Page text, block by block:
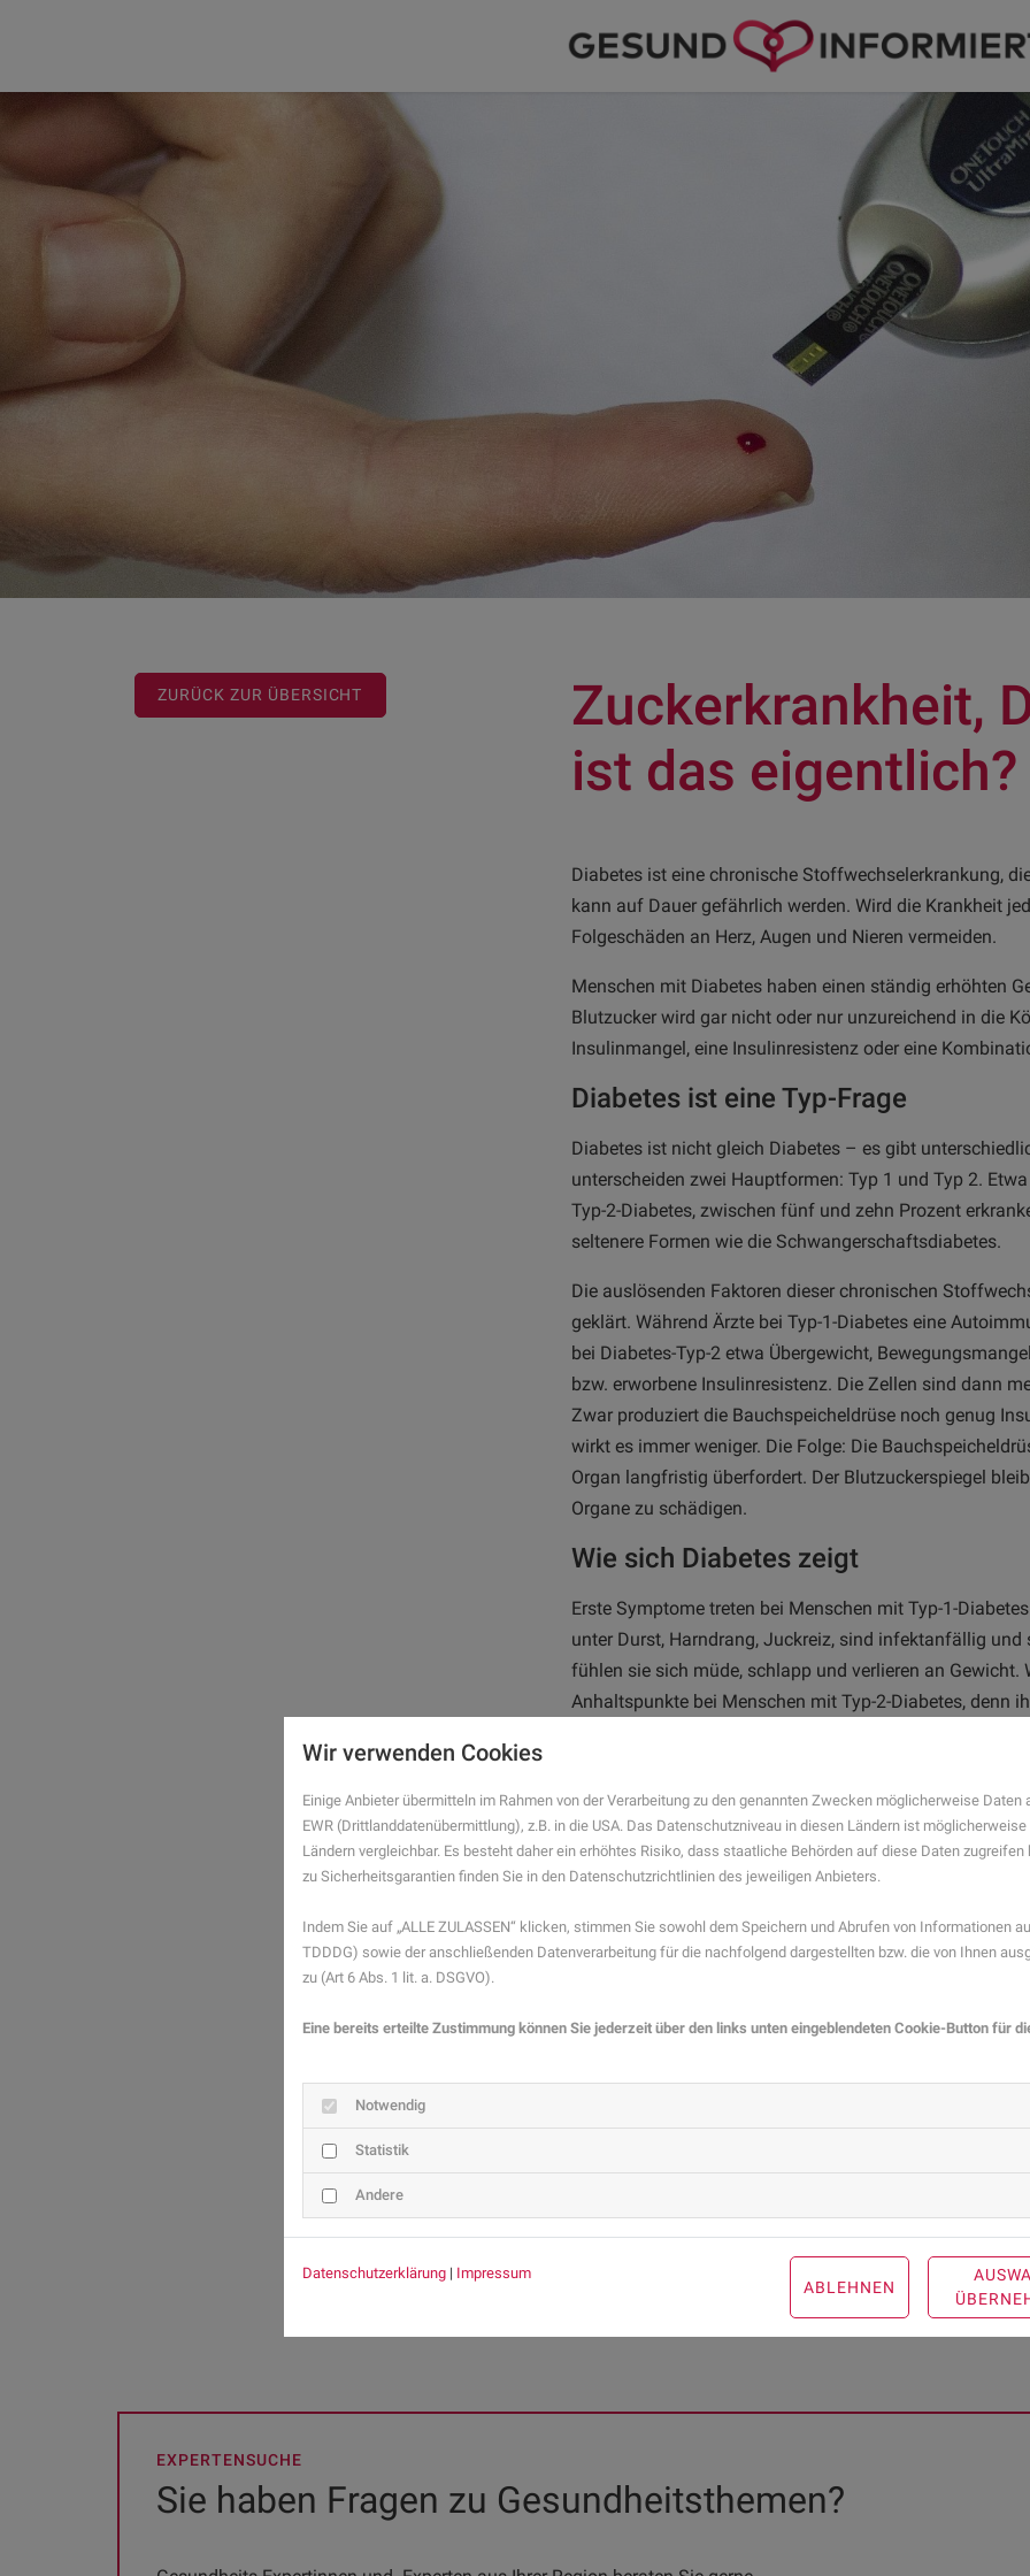
ZURÜCK ZUR ÜBERSICHT
Zuckerkrankheit,
ist das eigentlich?
Diabetes ist eine chronische Stoffwechselerkrankung,
kann auf Dauer gefährlich werden. Wird die Krankheit
Folgeschäden an Herz, Augen und Nieren vermeiden.
Menschen mit Diabetes haben einen ständig erhöhten
Blutzucker wird gar nicht oder nur unzureichend in die
Insulinmangel, eine Insulinresistenz oder eine
Diabetes ist eine Typ-Frage
Diabetes ist nicht gleich Diabetes – es gibt
unterscheiden zwei Hauptformen: Typ 1 und Typ 2.
Typ-2-Diabetes, zwischen fünf und zehn Prozent
seltenere Formen wie die Schwangerschaftsdiabetes.
Die auslösenden Faktoren dieser chronischen
geklärt. Während Ärzte bei Typ-1-Diabetes eine
bei Diabetes-Typ-2 etwa Übergewicht,
bzw. erworbene Insulinresistenz. Die Zellen sind dann
Zwar produziert die Bauchspeicheldrüse noch genug
wirkt es immer weniger. Die Folge: Die
Organ langfristig überfordert. Der Blutzuckerspiegel
Organe zu schädigen.
Wie sich Diabetes zeigt
Erste Symptome treten bei Menschen mit Typ-1-
unter Durst, Harndrang, Juckreiz, sind infektanfällig
fühlen sie sich müde, schlapp und verlieren an Gewicht.
Anhaltspunkte bei Menschen mit Typ-2-Diabetes, denn
erhöhtes Diabetes-Typ-2 Risiko haben etwa Raucher,
Fettstoffwechselstörungen und Menschen, bei denen
Menschen mit einem hohen Risiko für einen Typ-2-
des Check-up 35 auf Diabetes testen zu lassen. Die
Was Menschen mit Diabetes selbst
Blutdrucksenkende Medikamente nehmen oder
Regelmäßig und ausreichend bewegen
Habe ich ein erhöhtes Diabetes-Risiko?Machen Sie den
EXPERTENSUCHE
Sie haben Fragen zu Gesundheitsthemen?
Wir verwenden Cookies
Einige Anbieter übermitteln im Rahmen von der Verarbeitung zu den genannten Zwecken möglicherweise Daten
EWR (Drittlanddatenübermittlung), z.B. in die USA. Das Datenschutzniveau in diesen Ländern ist
Ländern vergleichbar. Es besteht daher ein erhöhtes Risiko, dass staatliche Behörden auf diese Daten
zu Sicherheitsgarantien finden Sie in den Datenschutzrichtlinien des jeweiligen Anbieters.
Indem Sie auf „ALLE ZULASSEN“ klicken, stimmen Sie sowohl dem Speichern und Abrufen von Informationen
TDDDG) sowie der anschließenden Datenverarbeitung für die nachfolgend dargestellten bzw. die von Ihnen
zu (Art 6 Abs. 1 lit. a. DSGVO).
Eine bereits erteilte Zustimmung können Sie jederzeit über den links unten eingeblendeten Cookie-Button für
Notwendig
Statistik
Andere
Datenschutzerklärung | Impressum
ABLEHNEN